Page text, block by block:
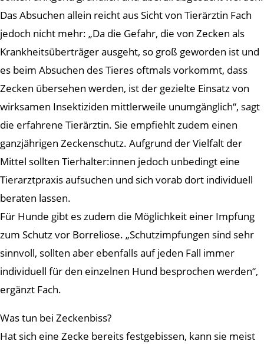
Das Absuchen allein reicht aus Sicht von Tierärztin Fach
jedoch nicht mehr: „Da die Gefahr, die von Zecken als
Krankheitsüberträger ausgeht, so groß geworden ist und
es beim Absuchen des Tieres oftmals vorkommt, dass
Zecken übersehen werden, ist der gezielte Einsatz von
wirksamen Insektiziden mittlerweile unumgänglich“, sagt
die erfahrene Tierärztin. Sie empfiehlt zudem einen
ganzjährigen Zeckenschutz. Aufgrund der Vielfalt der
Mittel sollten Tierhalter:innen jedoch unbedingt eine
Tierarztpraxis aufsuchen und sich vorab dort individuell
beraten lassen.
Für Hunde gibt es zudem die Möglichkeit einer Impfung
zum Schutz vor Borreliose. „Schutzimpfungen sind sehr
sinnvoll, sollten aber ebenfalls auf jeden Fall immer
individuell für den einzelnen Hund besprochen werden“,
ergänzt Fach.
Was tun bei Zeckenbiss?
Hat sich eine Zecke bereits festgebissen, kann sie meist